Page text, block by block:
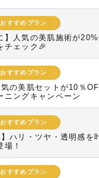
おすすめプラン
】人気の美肌施術が
チェック🎉
おすすめプラン
気の美肌セットが10％
ニングキャンペーン
おすすめプラン
ハリ・ツヤ・透明感を
場！
おすすめプラン